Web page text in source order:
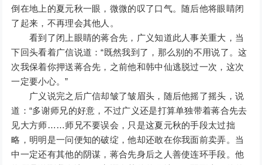
倒在地上的夏元秋一眼，微微的叹了口气。随后他将眼睛闭
了起来，不再理会其他人。
看到了闭上眼睛的蒋合先，广义知道此人事关重大，当
下回头看着广信说道：“既然我到了，那么别的不用说了。这
次我保着你押送蒋合先，之前他和韩中仙逃脱过一次，这次
一定要小心。”
广义说完之后广信却皱了皱眉头，随后他摇了摇头，说
道：“多谢师兄的好意，不过广义还是打算单独带着蒋合先去
见大方师……师兄不要误会，只是这夏元秋的手段太过拙
略，明明是一问便知的破绽，他却还敢在你我面前卖弄。当
中一定还有其他的阴谋，蒋合先身后之人善使连环手段。他